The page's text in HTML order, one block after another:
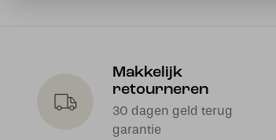
Makkelijk
retourneren
30 dagen geld terug
garantie